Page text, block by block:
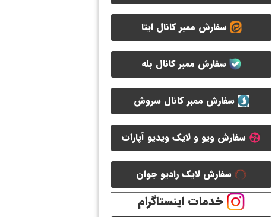
سفارش ممبر کانال ایتا
سفارش ممبر کانال بله
سفارش ممبر کانال سروش
سفارش ویو و لایک ویدیو آپارات
سفارش لایک رادیو جوان
خدمات اینستاگرام